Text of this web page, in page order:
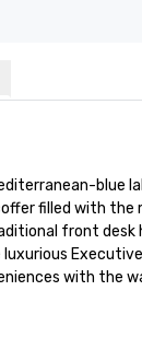
filled with
front
with